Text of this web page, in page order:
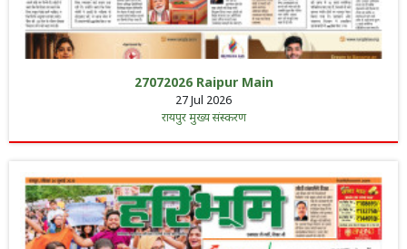
27072026 Raipur Main
27 Jul 2026
रायपुर मुख्य संस्करण